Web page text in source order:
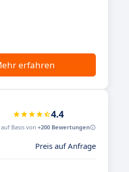
erfahren
4.4
Basis von +200 Bewertungen
Preis auf Anfrage